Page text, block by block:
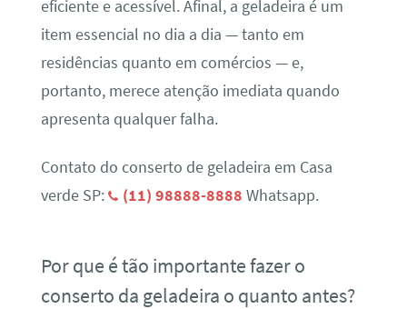
eficiente e acessível. Afinal, a geladeira é um
item essencial no dia a dia — tanto em
residências quanto em comércios — e,
portanto, merece atenção imediata quando
apresenta qualquer falha.
Contato do conserto de geladeira em Casa
verde SP:
(11) 98888-8888 Whatsapp.
Por que é tão importante fazer o
conserto da geladeira o quanto antes?